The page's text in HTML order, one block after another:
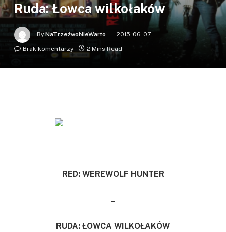
Ruda: Łowca wilkołaków
By NaTrzeźwoNieWarto
2015-06-07
Brak komentarzy
2 Mins Read
RED: WEREWOLF HUNTER
–
RUDA: ŁOWCA WILKOŁAKÓW